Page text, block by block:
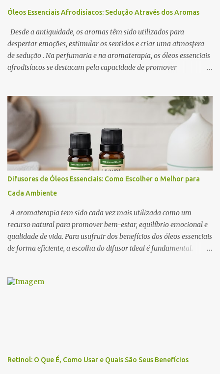
Óleos Essenciais Afrodisíacos: Sedução Através dos Aromas
Desde a antiguidade, os aromas têm sido utilizados para
despertar emoções, estimular os sentidos e criar uma atmosfera
de sedução . Na perfumaria e na aromaterapia, os óleos essenciais
afrodisíacos se destacam pela capacidade de promover
olfativo e o sistema límbico , a região do cérebro responsável pelas
emoções e pelo comportamento. Determinados aromas são
capazes de influenciar a produção de neurotransmissores como a
dopamina e a serotonina, favorecendo a atração e o prazer
sensorial . Neste artigo, exploramos os óleos essenciais
afrodisíacos mais eficazes, seus mecanismos de ação e como
utilizá-los na perfumaria e na aromaterapia para estimular a
Afrodisíacos? Os óleos essenciais afrodisíacos são essências
naturais extraídas de flores, madeiras, especiarias e resinas que
possuem propriedades capa...
Difusores de Óleos Essenciais: Como Escolher o Melhor para
Cada Ambiente
A aromaterapia tem sido cada vez mais utilizada como um
recurso natural para promover bem-estar, equilíbrio emocional e
qualidade de vida. Para usufruir dos benefícios dos óleos essenciais
de forma eficiente, a escolha do difusor ideal é fundamental.
aromatização, na dispersão das moléculas dos óleos e até na
permitem que os óleos essenciais sejam dispersos no ar,
promovendo efeitos terapêuticos, relaxamento, concentração e até
Retinol: O Que É, Como Usar e Quais São Seus Benefícios